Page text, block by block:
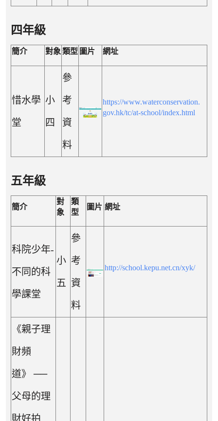
四年級
簡介 對象 類型 圖片 網址
惜水學
堂
小
四
參
考
資
料
https://www.waterconservation.
gov.hk/tc/at-school/index.html
五年級
簡介
對
象
類
型
圖片 網址
科院少年-
不同的科
學課堂
小
五
參
考
資
料
http://school.kepu.net.cn/xyk/
《親子理
財頻
道》 ──
父母的理
財好拍